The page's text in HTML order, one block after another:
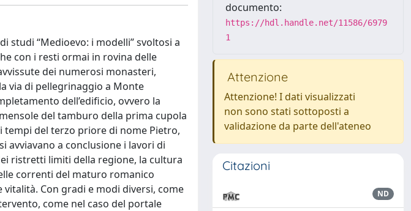
studi “Medioevo: i modelli” svoltosi a
con i resti ormai in rovina delle
dei numerosi monasteri,
via di pellegrinaggio a Monte
dell’edificio, ovvero la
del tamburo della prima cupola
del terzo priore di nome Pietro,
avviavano a conclusione i lavori di
ristretti limiti della regione, la cultura
correnti del maturo romanico
Con gradi e modi diversi, come
come nel caso del portale
documento:
https://hdl.handle.net/11586/6979
1
Attenzione
Attenzione! I dati visualizzati
non sono stati sottoposti a
validazione da parte dell'ateneo
Citazioni
ND